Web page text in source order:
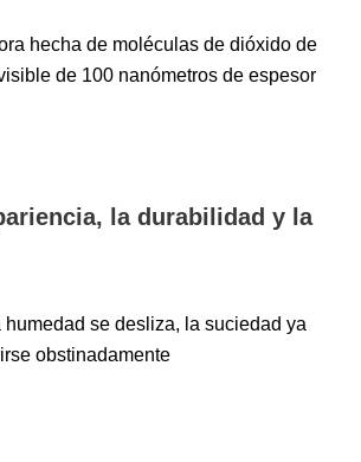
hecha de moléculas de dióxido de
de 100 nanómetros de espesor
la durabilidad y la
humedad se desliza, la suciedad ya
obstinadamente